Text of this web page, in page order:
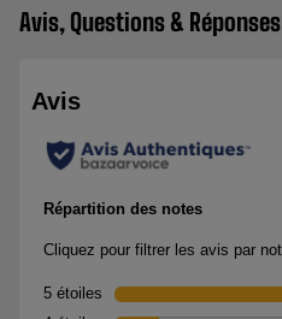
Avis, Questions & Réponses